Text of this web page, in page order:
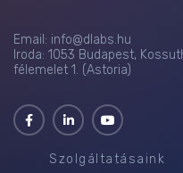
Email: info@dlabs.hu
Iroda: 1053 Budapest,
félemelet 1. (Astoria)
Szolgáltatásaink